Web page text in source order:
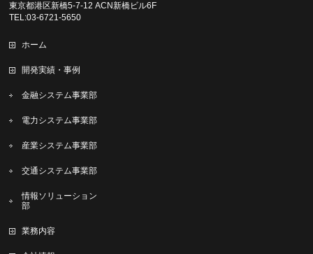
東京都港区新橋5-7-12 ACN新橋ビル6F
TEL:03-6721-5650
ホーム
開発実績・事例
金融システム事業部
電力システム事業部
産業システム事業部
交通システム事業部
情報ソリューション
部
業務内容